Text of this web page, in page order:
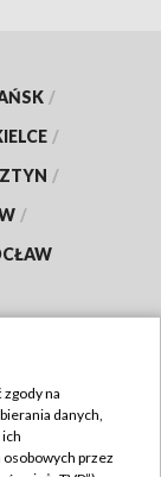
/
/
/
/
na
danych,
przez